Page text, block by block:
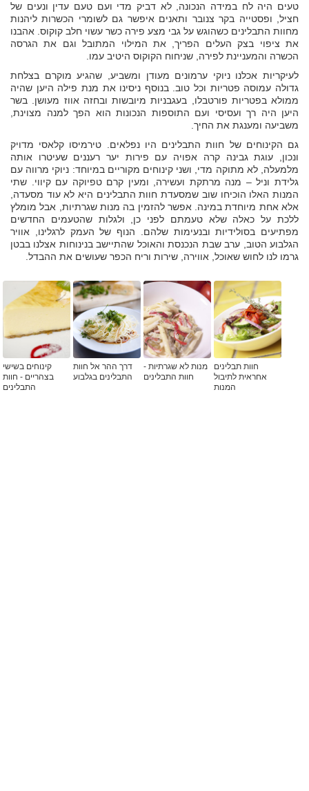
טעים היה לח במידה הנכונה, לא דביק מדי ועם טעם עדין ונעים של
חציל, ופסטייה בקר צנובר ותאנים איפשר גם לשומרי הכשרות ליהנות
מחוות התבלינים כשהוגש על גבי מצע פירה כשר עשוי חלב קוקוס. אהבנו
את ציפוי בצק העלים הפריך, את המילוי המתובל וגם את הגרסה
הכשרה והמעניינת לפירה, שניחוח הקוקוס היטיב עמו.
לעיקריות אכלנו ניוקי ערמונים מעודן ומשביע, שהגיע מוקרם בצלחת
גדולה עמוסה פטריות וכל טוב. בנוסף ניסינו את מנת פילה היען שהיה
ממולא בפטריות פורטבלו, בעגבניות מיובשות ובחזה אווז מעושן. בשר
היען היה רך ועסיסי ועם התוספות הנכונות הוא הפך למנה מצוינת,
משביעה ומענגת את החיך.
גם הקינוחים של חוות התבלינים היו נפלאים. טירמיסו קלאסי מדויק
ונכון, עוגת גבינה קרה אפויה עם פירות יער רעננים שעיטרו אותה
מלמעלה, לא מתוקה מדי, ושני קינוחים מקוריים במיוחד: ניוקי מרווה עם
גלידת וניל – מנה מרתקת ועשירה, ומעין קרם טפיוקה עם קיווי. שתי
המנות האלו הוכיחו שוב שמסעדת חוות התבלינים היא לא עוד מסעדה,
אלא אחת מיוחדת במינה. אפשר להזמין בה מנות שגרתיות, אבל מומלץ
ללכת על כאלה שלא טעמתם לפני כן, ולגלות שהטעמים החדשים
מפתיעים בסולידיות ובנעימות שלהם. הנוף של העמק לרגלינו, אוויר
הגלבוע הטוב, ערב שבת הנכנסת והאוכל שהתיישב בנינוחות אצלנו בבטן
גרמו לנו לחוש שאוכל, אווירה, שירות וריח הכפר שעושים את ההבדל.
חוות תבלינים
אחראית לתיבול
המנות
מנות לא שגרתיות -
חוות התבלינים
דרך ההר אל חוות
התבלינים בגלבוע
קינוחים בשישי
בצהריים - חוות
התבלינים